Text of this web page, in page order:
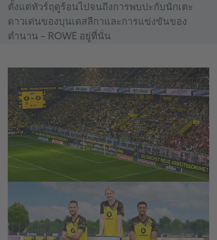
ตั้งแต่ทัวร์ฤดูร้อนไปจนถึงการพบปะกับนักเตะ
ดาวเด่นของบุนเดสลีกาและการแข่งขันของ
ตำนาน – ROWE อยู่ที่นั่น